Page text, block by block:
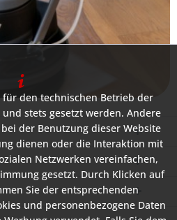
den technischen Betrieb der
stets gesetzt werden. Andere
der Benutzung dieser Website
dienen oder die Interaktion mit
Netzwerken vereinfachen,
gesetzt. Durch Klicken auf
Sie der entsprechenden
und personenbezogene Daten